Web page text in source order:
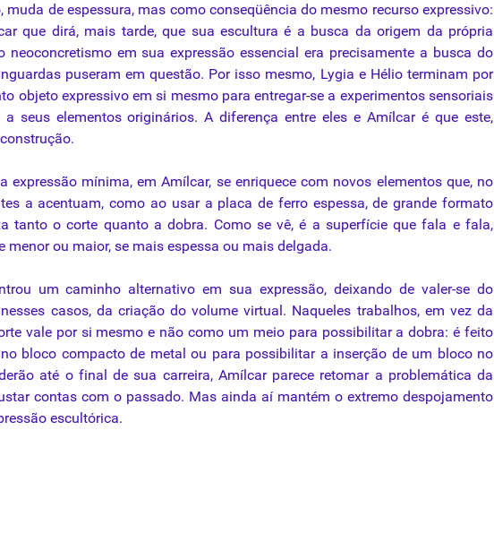
de espessura, mas como conseqüência do mesmo recurso expressivo:
que dirá, mais tarde, que sua escultura é a busca da origem da própria
em sua expressão essencial era precisamente a busca do
puseram em questão. Por isso mesmo, Lygia e Hélio terminam por
objeto expressivo em si mesmo para entregar-se a experimentos sensoriais
seus elementos originários. A diferença entre eles e Amílcar é que este,
expressão mínima, em Amílcar, se enriquece com novos elementos que, no
a acentuam, como ao usar a placa de ferro espessa, de grande formato
tanto o corte quanto a dobra. Como se vê, é a superfície que fala e fala,
menor ou maior, se mais espessa ou mais delgada.
um caminho alternativo em sua expressão, deixando de valer-se do
casos, da criação do volume virtual. Naqueles trabalhos, em vez da
vale por si mesmo e não como um meio para possibilitar a dobra: é feito
bloco compacto de metal ou para possibilitar a inserção de um bloco no
até o final de sua carreira, Amílcar parece retomar a problemática da
contas com o passado. Mas ainda aí mantém o extremo despojamento
escultórica.
com Mestre Goeldi